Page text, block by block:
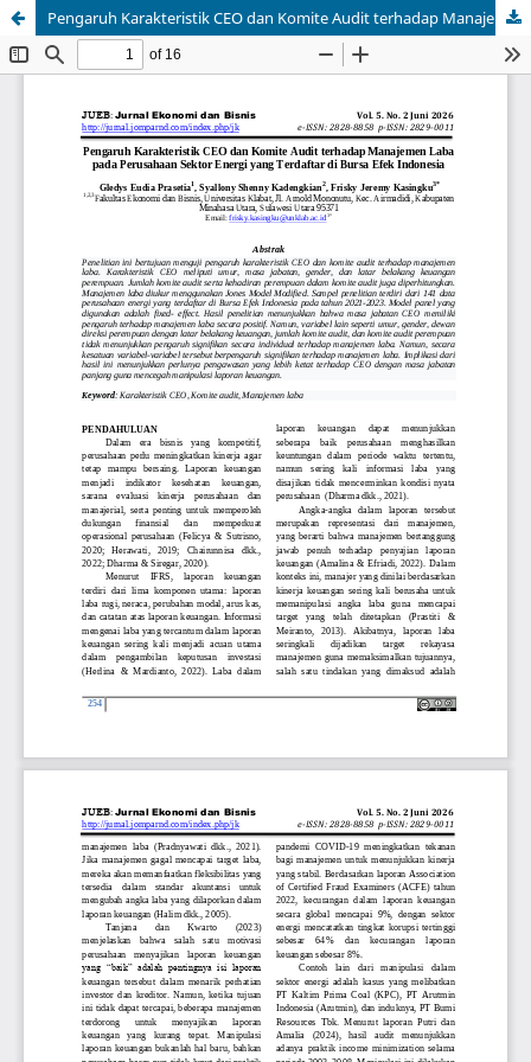
Pengaruh Karakteristik CEO dan Komite Audit terhadap Manajemen Laba pada Perusahaan Sektor Energi yang Terdaftar di Bursa Efek Indonesia